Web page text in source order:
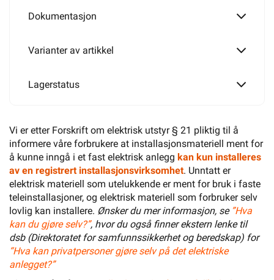
Dokumentasjon
Varianter av artikkel
Lagerstatus
Vi er etter Forskrift om elektrisk utstyr § 21 pliktig til å
informere våre forbrukere at installasjonsmateriell ment for
å kunne inngå i et fast elektrisk anlegg kan kun installeres
av en registrert installasjonsvirksomhet. Unntatt er
elektrisk materiell som utelukkende er ment for bruk i faste
teleinstallasjoner, og elektrisk materiell som forbruker selv
lovlig kan installere. Ønsker du mer informasjon, se ”Hva
kan du gjøre selv?”, hvor du også finner ekstern lenke til
dsb (Direktoratet for samfunnssikkerhet og beredskap) for
“Hva kan privatpersoner gjøre selv på det elektriske
anlegget?”